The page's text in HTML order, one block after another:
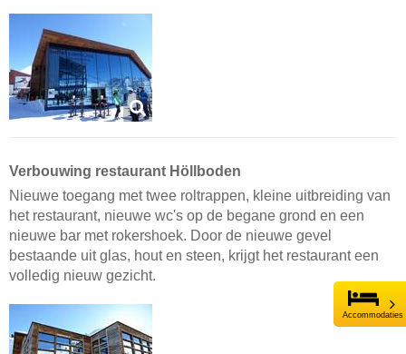
Accommodaties
Verbouwing restaurant Höllboden
Nieuwe toegang met twee roltrappen, kleine uitbreiding van
het restaurant, nieuwe wc's op de begane grond en een
nieuwe bar met rokershoek. Door de nieuwe gevel
bestaande uit glas, hout en steen, krijgt het restaurant een
volledig nieuw gezicht.